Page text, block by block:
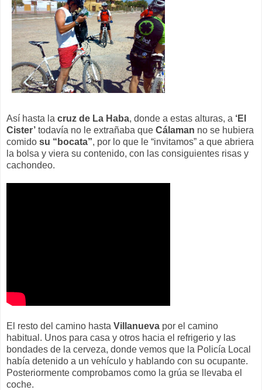
Así hasta la cruz de La Haba, donde a estas alturas, a ‘El
Cister’ todavía no le extrañaba que Cálaman no se hubiera
comido su “bocata”, por lo que le “invitamos” a que abriera
la bolsa y viera su contenido, con las consiguientes risas y
cachondeo.
El resto del camino hasta Villanueva por el camino
habitual. Unos para casa y otros hacia el refrigerio y las
bondades de la cerveza, donde vemos que la Policía Local
había detenido a un vehículo y hablando con su ocupante.
Posteriormente comprobamos como la grúa se llevaba el
coche.